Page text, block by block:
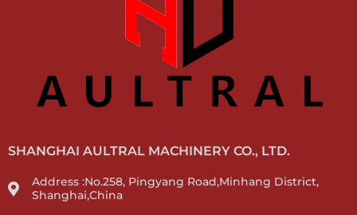
SHANGHAI AULTRAL MACHINERY CO., LTD.
Address :No.258, Pingyang Road,Minhang District,
Shanghai,China